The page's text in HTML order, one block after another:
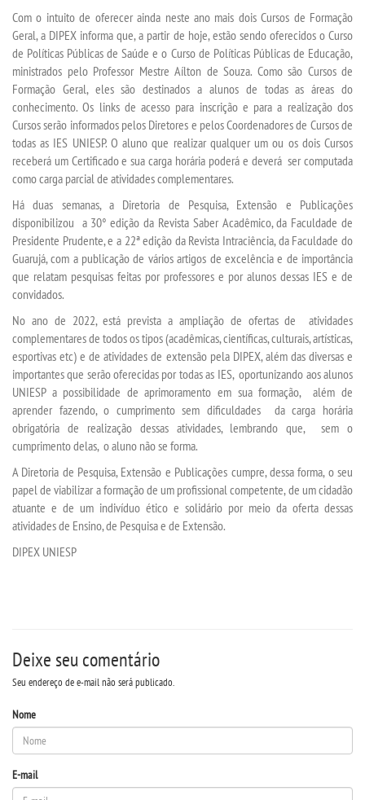
PPC
MANUAIS
REGIMENTOS
REGULAMENTOS
PDI
DISCENTES
RESOLUÇÕES
PORTARIAS
LOGIN
WEBMAIL
PORTAL DE ALUNOS
PORTAL DE PROFESSORES/ACADÊMICO
IMPRENSA
Com o intuito de oferecer ainda neste ano mais dois Cursos de Formação
Geral, a DIPEX informa que, a partir de hoje, estão sendo oferecidos o Curso
de Políticas Públicas de Saúde e o Curso de Políticas Públicas de Educação,
ministrados pelo Professor Mestre Aílton de Souza. Como são Cursos de
Formação Geral, eles são destinados a alunos de todas as áreas do
conhecimento. Os links de acesso para inscrição e para a realização dos
Cursos serão informados pelos Diretores e pelos Coordenadores de Cursos de
todas as IES UNIESP. O aluno que realizar qualquer um ou os dois Cursos
receberá um Certificado e sua carga horária poderá e deverá ser computada
como carga parcial de atividades complementares.
Há duas semanas, a Diretoria de Pesquisa, Extensão e Publicações
disponibilizou a 30° edição da Revista Saber Acadêmico, da Faculdade de
Presidente Prudente, e a 22ª edição da Revista Intraciência, da Faculdade do
Guarujá, com a publicação de vários artigos de excelência e de importância
que relatam pesquisas feitas por professores e por alunos dessas IES e de
convidados.
No ano de 2022, está prevista a ampliação de ofertas de atividades
complementares de todos os tipos (acadêmicas, científicas, culturais, artísticas,
esportivas etc) e de atividades de extensão pela DIPEX, além das diversas e
importantes que serão oferecidas por todas as IES, oportunizando aos alunos
UNIESP a possibilidade de aprimoramento em sua formação, além de
aprender fazendo, o cumprimento sem dificuldades da carga horária
obrigatória de realização dessas atividades, lembrando que, sem o
cumprimento delas, o aluno não se forma.
A Diretoria de Pesquisa, Extensão e Publicações cumpre, dessa forma, o seu
papel de viabilizar a formação de um profissional competente, de um cidadão
atuante e de um indivíduo ético e solidário por meio da oferta dessas
atividades de Ensino, de Pesquisa e de Extensão.
DIPEX UNIESP
Deixe seu comentário
Seu endereço de e-mail não será publicado.
Nome
E-mail